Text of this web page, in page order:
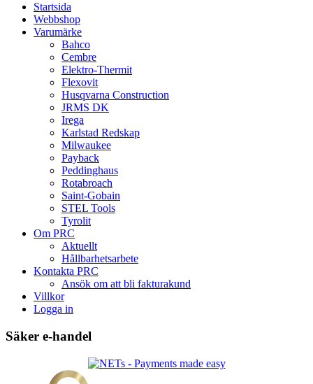
Startsida
Webbshop
Varumärke
Bahco
Cembre
Elektro-Thermit
Flexovit
Husqvarna Construction
JRMS DK
Irega
Karlstad Redskap
Milwaukee
Payback
Peddinghaus
Rotabroach
Saint-Gobain
STEL Tools
Tyrolit
Om PRC
Aktuellt
Hållbarhetsarbete
Kontakta PRC
Ansök om att bli fakturakund
Villkor
Logga in
Säker e-handel